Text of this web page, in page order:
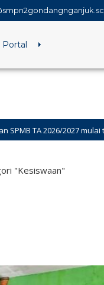
Portal
tanggal 2 Juni-22juni
"Kesiswaan"